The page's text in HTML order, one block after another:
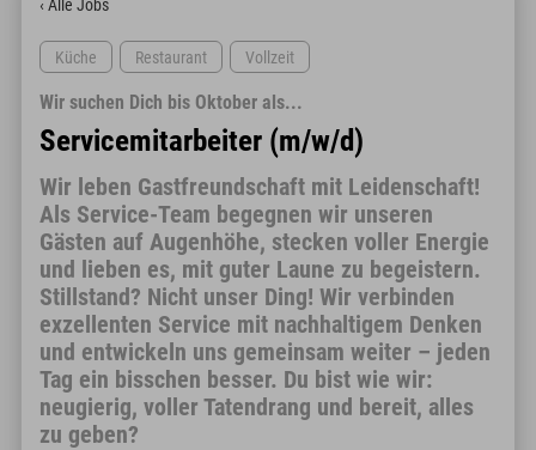
‹ Alle Jobs
Küche Restaurant Vollzeit
Wir suchen Dich bis Oktober als...
Servicemitarbeiter (m/w/d)
Wir leben Gastfreundschaft mit Leidenschaft!
Als Service-Team begegnen wir unseren
Gästen auf Augenhöhe, stecken voller Energie
und lieben es, mit guter Laune zu begeistern.
Stillstand? Nicht unser Ding! Wir verbinden
exzellenten Service mit nachhaltigem Denken
und entwickeln uns gemeinsam weiter – jeden
Tag ein bisschen besser. Du bist wie wir:
neugierig, voller Tatendrang und bereit, alles
zu geben?